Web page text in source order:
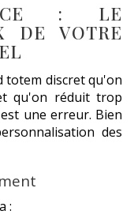
: LE
DE VOTRE
totem discret qu'on
qu'on réduit trop
une erreur. Bien
des
: